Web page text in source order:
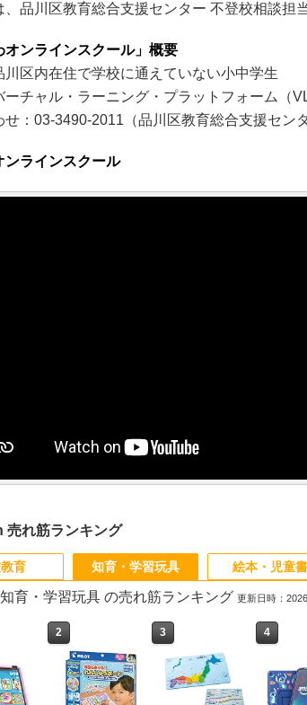
、品川区教育総合支援センター 不登校相談担
オンラインスクール」概要
川区内在住で学校に通えていない小中学生
ーチャル・ラーニング・プラットフォーム（
せ：03-3490-2011（品川区教育総合支援セン
ンラインスクール
売れ筋ランキング
育
2 3 4
知育・学習玩具
育・学習玩具 の売れ筋ランキング 更新日時：
2 3 4
絵本・児童書